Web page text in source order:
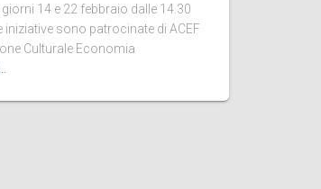
14 e 22 febbraio dalle 14.30
iniziative sono patrocinate di ACEF
Culturale Economia